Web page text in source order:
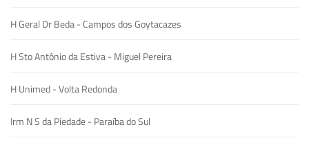
H Geral Dr Beda - Campos dos Goytacazes
H Sto Antônio da Estiva - Miguel Pereira
H Unimed - Volta Redonda
Irm N S da Piedade - Paraíba do Sul